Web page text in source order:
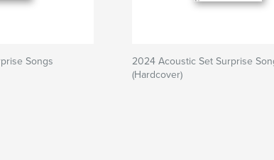
Songs
2024 Acoustic Set Surprise
(Hardcover)